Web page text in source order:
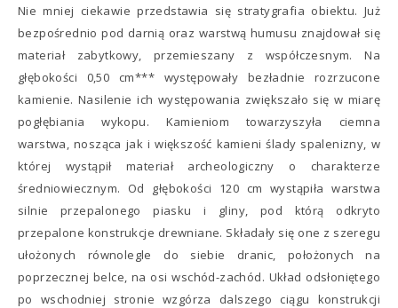
Nie mniej ciekawie przedstawia się stratygrafia obiektu. Już
bezpośrednio pod darnią oraz warstwą humusu znajdował się
materiał zabytkowy, przemieszany z współczesnym. Na
głębokości 0,50 cm*** występowały bezładnie rozrzucone
kamienie. Nasilenie ich występowania zwiększało się w miarę
pogłębiania wykopu. Kamieniom towarzyszyła ciemna
warstwa, nosząca jak i większość kamieni ślady spalenizny, w
której wystąpił materiał archeologiczny o charakterze
średniowiecznym. Od głębokości 120 cm wystąpiła warstwa
silnie przepalonego piasku i gliny, pod którą odkryto
przepalone konstrukcje drewniane. Składały się one z szeregu
ułożonych równolegle do siebie dranic, położonych na
poprzecznej belce, na osi wschód-zachód. Układ odsłoniętego
po wschodniej stronie wzgórza dalszego ciągu konstrukcji